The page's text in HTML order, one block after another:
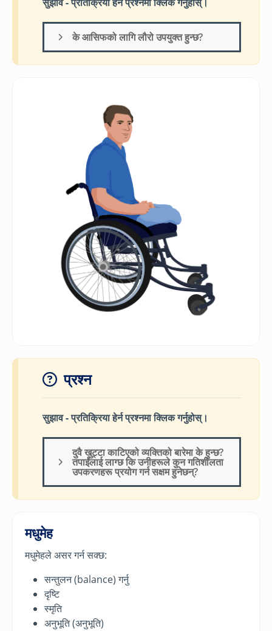
के आसिफको लागि लौरो उपयुक्त हुन्छ?
प्रश्न
सुझाव - प्रतिक्रिया हेर्न प्रश्नमा क्लिक गर्नुहोस्।
दुवै खुट्टा काटिएको व्यक्तिको बारेमा के हुन्छ?
तपाईंलाई लाग्छ कि उनीहरूले कुन गतिशीलता
उपकरणहरू प्रयोग गर्न सक्षम हुनेछन्?
मधुमेह
मधुमेहले असर गर्न सक्छ:
सन्तुलन (balance) गर्नु
दृष्टि
स्मृति
अनुभूति (अनुभूति)